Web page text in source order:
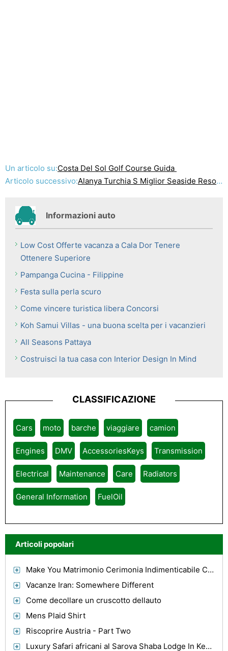
Un articolo su:Costa Del Sol Golf Course Guida
Articolo successivo:Alanya Turchia S Miglior Seaside Resort
Informazioni auto
Low Cost Offerte vacanza a Cala Dor Tenere
Ottenere Superiore
Pampanga Cucina - Filippine
Festa sulla perla scuro
Come vincere turistica libera Concorsi
Koh Samui Villas - una buona scelta per i vacanzieri
All Seasons Pattaya
Costruisci la tua casa con Interior Design In Mind
CLASSIFICAZIONE
Cars moto barche viaggiare camion
Engines DMV AccessoriesKeys Transmission
Electrical Maintenance Care Radiators
General Information FuelOil
Articoli popolari
Make You Matrimonio Cerimonia Indimenticabile Con Berlina Bridgeport, CT
Vacanze Iran: Somewhere Different
Come decollare un cruscotto dellauto
Mens Plaid Shirt
Riscoprire Austria - Part Two
Luxury Safari africani al Sarova Shaba Lodge In Kenya